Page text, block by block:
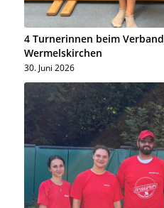
4 Turnerinnen beim
Wermelskirchen
30. Juni 2026